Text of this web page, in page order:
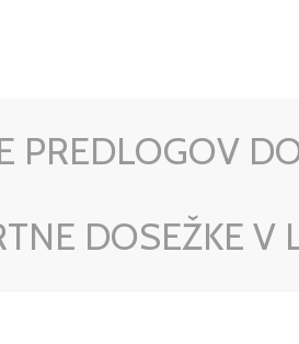
PREDLOGOV
DOSEŽKE V